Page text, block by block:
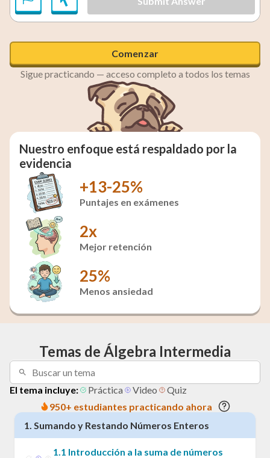
Comenzar
Sigue practicando — acceso completo a todos los temas
Nuestro enfoque está respaldado por la
evidencia
+13-25%
Puntajes en exámenes
2x
Mejor retención
25%
Menos ansiedad
Temas de Álgebra Intermedia
El tema incluye: Práctica Video
Quiz
950+ estudiantes practicando ahora
1. Sumando y Restando Números Enteros
1.1 Introducción a la suma de números